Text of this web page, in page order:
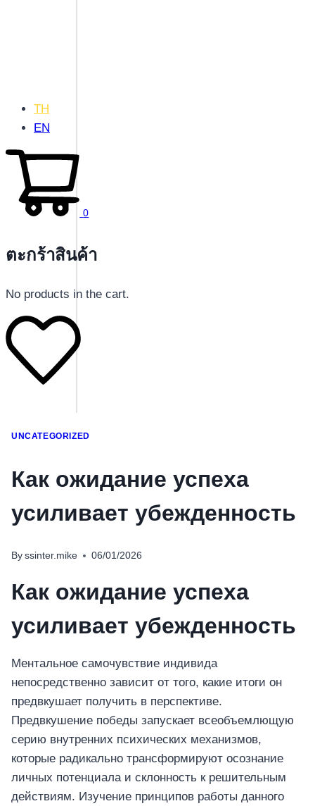
TH
EN
0
ตะกร้าสินค้า
No products in the cart.
UNCATEGORIZED
Как ожидание успеха
усиливает убежденность
By ssinter.mike 06/01/2026
Как ожидание успеха
усиливает убежденность
Ментальное самочувствие индивида
непосредственно зависит от того, какие итоги он
предвкушает получить в перспективе.
Предвкушение победы запускает всеобъемлющую
серию внутренних психических механизмов,
которые радикально трансформируют осознание
личных потенциала и склонность к решительным
действиям. Изучение принципов работы данного